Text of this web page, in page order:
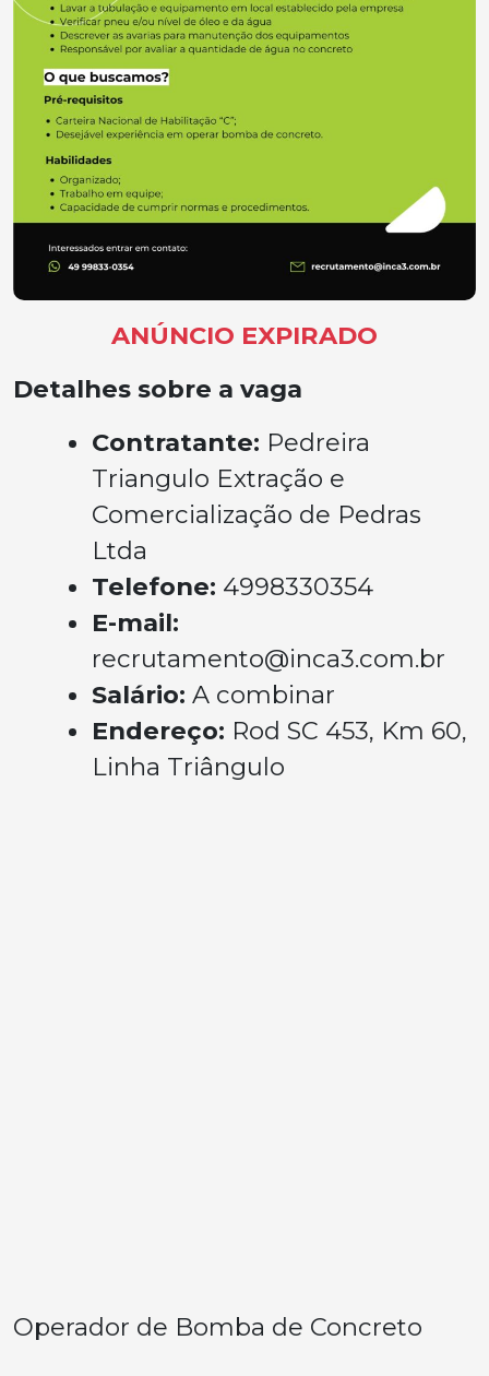
ANÚNCIO EXPIRADO
Detalhes sobre a vaga
Contratante: Pedreira
Triangulo Extração e
Comercialização de Pedras
Ltda
Telefone: 4998330354
E-mail:
recrutamento@inca3.com.br
Salário: A combinar
Endereço: Rod SC 453, Km 60,
Linha Triângulo
Operador de Bomba de Concreto